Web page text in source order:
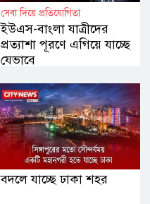
সেবা দিয়ে প্রতিযোগিতা
ইউএস-বাংলা যাত্রীদের
প্রত্যাশা পূরণে এগিয়ে যাচ্ছে
যেভাবে
বদলে যাচ্ছে ঢাকা শহর